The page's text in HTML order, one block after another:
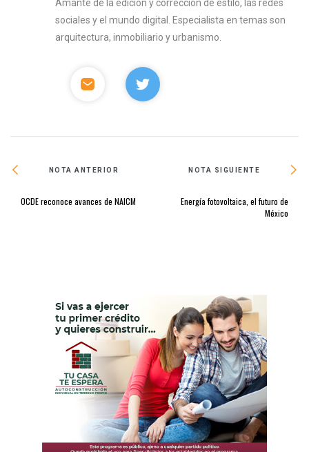
Amante de la edición y corrección de estilo, las redes
sociales y el mundo digital. Especialista en temas son
arquitectura, inmobiliario y urbanismo.
NOTA ANTERIOR
OCDE reconoce avances de NAICM
NOTA SIGUIENTE
Energía fotovoltaica, el futuro de
México